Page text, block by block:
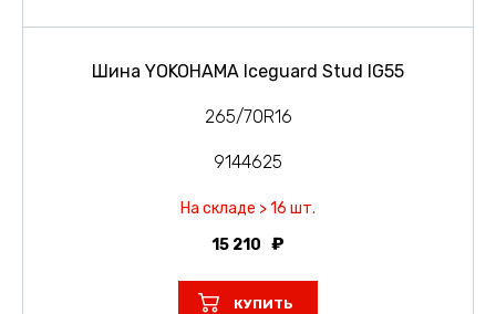
Шина YOKOHAMA Iceguard Stud IG55
265/70R16
9144625
На складе > 16 шт.
15 210
КУПИТЬ